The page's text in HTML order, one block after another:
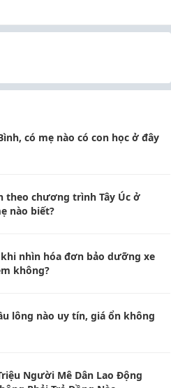
có mẹ nào có con học ở đây
theo chương trình Tây Úc ở
nào biết?
nhìn hóa đơn bảo dưỡng xe
không?
lông nào uy tín, giá ổn không
Người Mê Dân Lao Động